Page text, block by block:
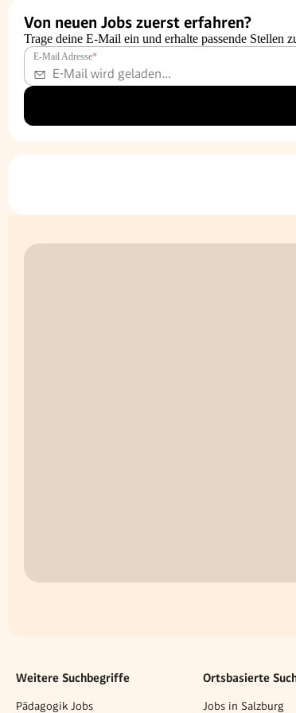
Von neuen Jobs zuerst erfahren?
Trage deine E-Mail ein und erhalte passende Stellen
E-Mail Adresse*
Weitere Suchbegriffe
Pädagogik Jobs
Ortsbasierte
Jobs in Salzburg